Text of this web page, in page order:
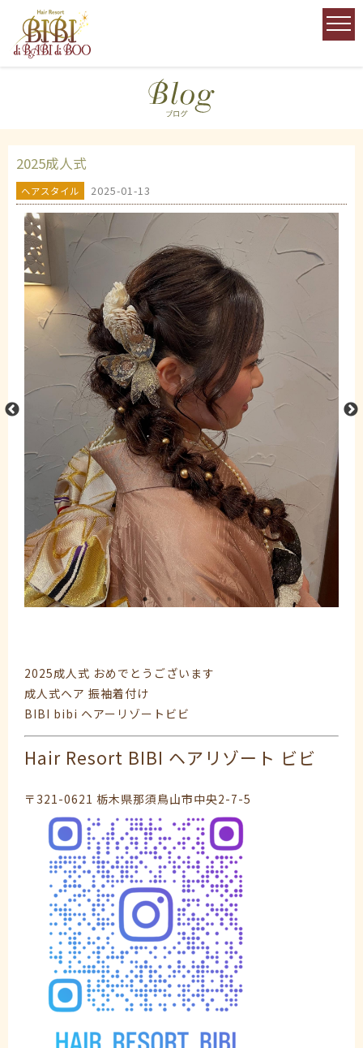
2025成人式
ヘアスタイル 2025-01-13
2025成人式 おめでとうございます
成人式ヘア 振袖着付け
BIBI bibi ヘアーリゾートビビ
Hair Resort BIBI ヘアリゾート ビビ
〒321-0621 栃木県那須鳥山市中央2-7-5